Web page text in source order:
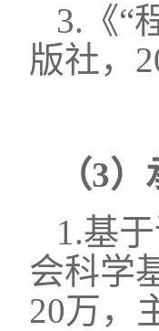
3.《“
版社，
（3）
1.基
会科学
20万，